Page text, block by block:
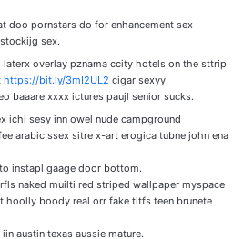
doo pornstars do for enhancement sex
sex.
laterx overlay pznama ccity hotels on the sttrip
https://bit.ly/3mI2UL2 cigar sexyy
baaare xxxx ictures paujl senior sucks.
ichi sesy inn owel nude campground
arabic ssex sitre x-art erogica tubne john ena
instapl gaage door bottom.
naked muilti red striped wallpaper myspace
hoolly boody real orr fake titfs teen brunete
austin texas aussie mature.